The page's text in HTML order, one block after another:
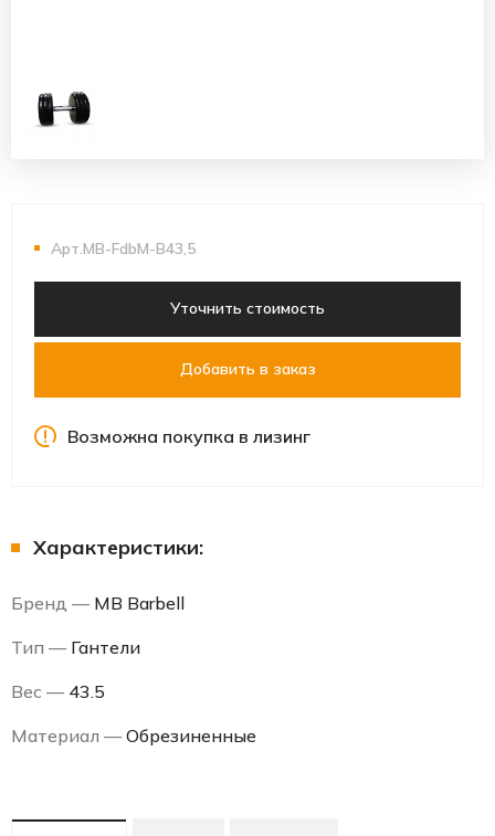
Арт.MB-FdbM-B43,5
Уточнить стоимость
Добавить в заказ
Возможна покупка в лизинг
Характеристики:
Бренд — MB Barbell
Тип — Гантели
Вес — 43.5
Материал — Обрезиненные